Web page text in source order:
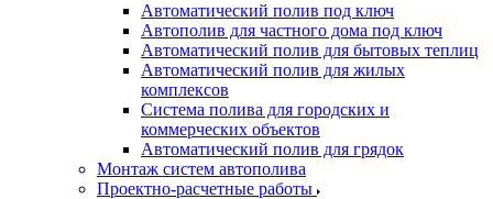
Автоматический полив под ключ
Автополив для частного дома под ключ
Автоматический полив для бытовых теплиц
Автоматический полив для жилых
комплексов
Система полива для городских и
коммерческих объектов
Автоматический полив для грядок
Монтаж систем автополива
Проектно-расчетные работы